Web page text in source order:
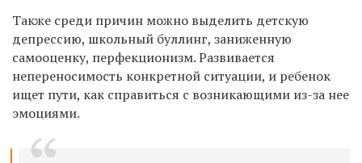
Также среди причин можно выделить детскую
депрессию, школьный буллинг, заниженную
самооценку, перфекционизм. Развивается
непереносимость конкретной ситуации, и ребенок
ищет пути, как справиться с возникающими из-за нее
эмоциями.